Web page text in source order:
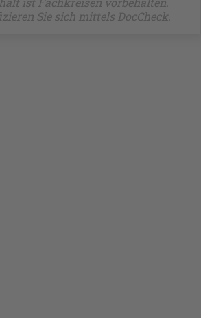
Sie sich mittels DocCheck.